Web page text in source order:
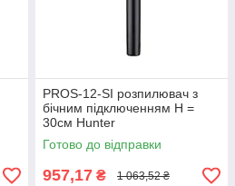
PROS-12-SI розпилювач з
бічним підключенням Н =
30см Hunter
Готово до відправки
957,17 ₴ 1 063,52 ₴